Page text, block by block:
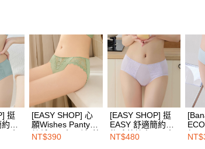
付客戶支援中心」https://
【注意事項】
１．透過由恩沛科技股份有限公司提供之「AFTEE先享
交易，需依本服務之必要範圍內提供個人資料，並將交
求債權轉讓予恩沛科技股份有限公司。
２．關於個人資料處理事宜，請瀏覽以下網址：
https://aftee.tw/terms/#terms3
３．未成年的使用者請事先徵得法定代理人或監護人
「AFTEE先享後付」，若未經同意申辦者引起之損失，
任。
每筆NT$100，滿NT$1,500(含以上)免運費
宅配
每筆NT$100，滿NT$1,500(含以上)免運費
EASY SHOP門市速取
免運費
海外配送
植
角
[EASY SHOP] 心
願Wishes Panty蕾
絲低腰三角內褲-苔
蘚綠
NT$390
[EASY SHOP] 挺
EASY 舒適簡約植
物系蕾絲中腰三角
內褲-莫內紫
NT$480
舒
抗